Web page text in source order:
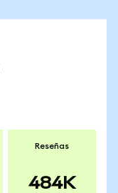
Reseñas
484K